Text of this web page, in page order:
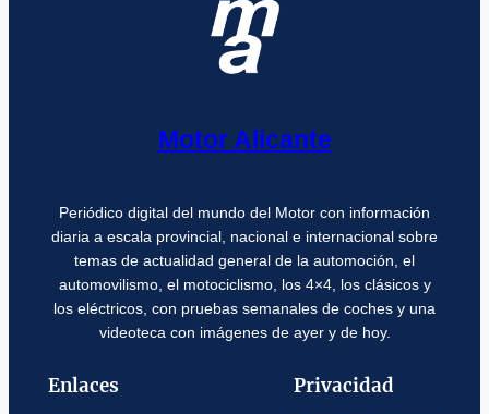
Motor Alicante
Periódico digital del mundo del Motor con información
diaria a escala provincial, nacional e internacional sobre
temas de actualidad general de la automoción, el
automovilismo, el motociclismo, los 4×4, los clásicos y
los eléctricos, con pruebas semanales de coches y una
videoteca con imágenes de ayer y de hoy.
Enlaces Privacidad